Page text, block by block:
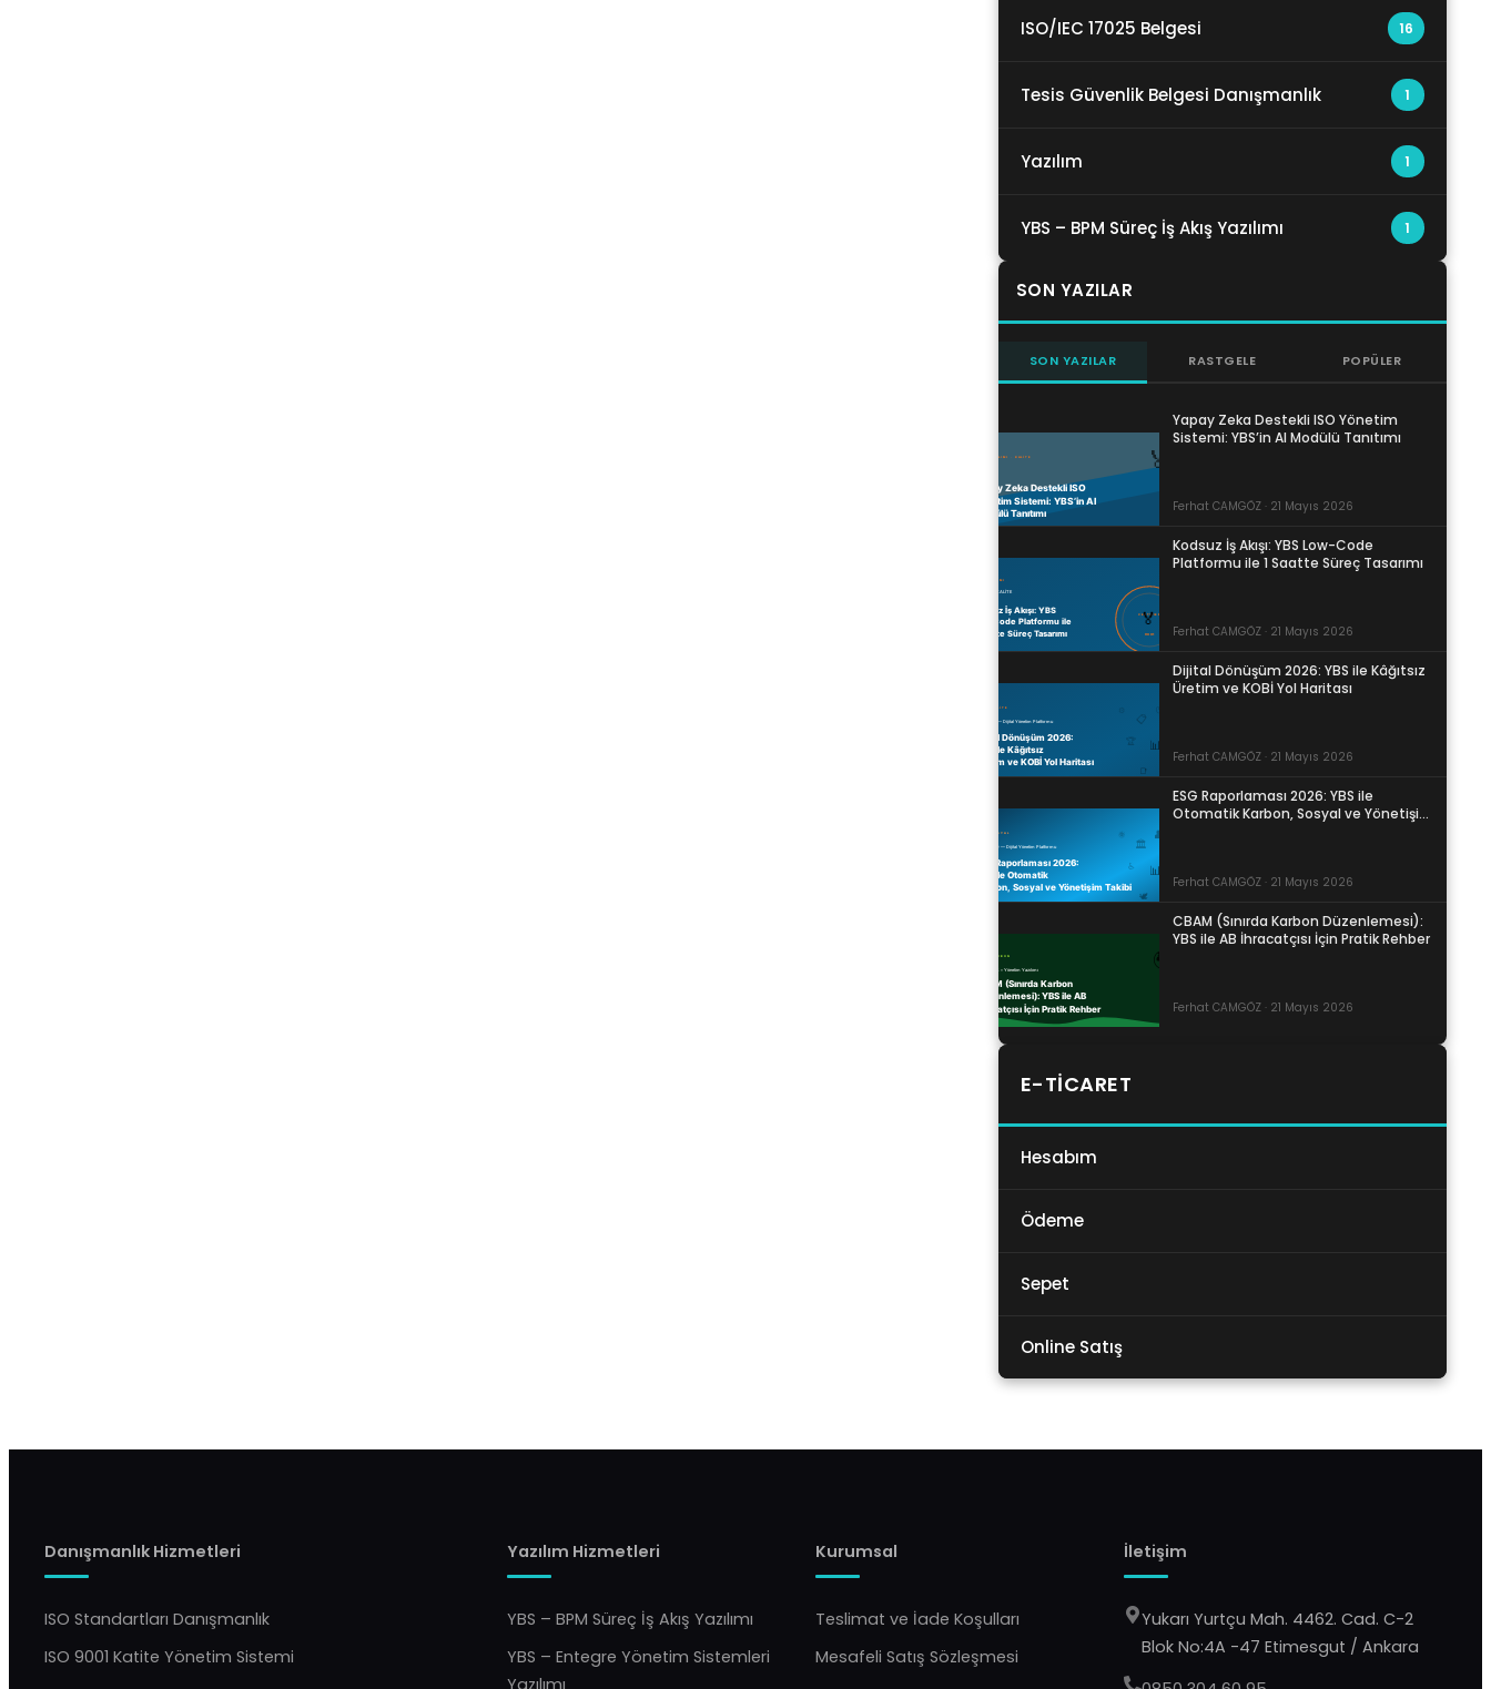
ISO/IEC 17025 Belgesi 16
Tesis Güvenlik Belgesi Danışmanlık 1
Yazılım 1
YBS – BPM Süreç İş Akış Yazılımı 1
SON YAZILAR
SON YAZILAR RASTGELE POPÜLER
Yapay Zeka Destekli ISO Yönetim
Sistemi: YBS’in AI Modülü Tanıtımı
Ferhat CAMGÖZ · 21 Mayıs 2026
Kodsuz İş Akışı: YBS Low-Code
Platformu ile 1 Saatte Süreç Tasarımı
Ferhat CAMGÖZ · 21 Mayıs 2026
Dijital Dönüşüm 2026: YBS ile Kâğıtsız
Üretim ve KOBİ Yol Haritası
Ferhat CAMGÖZ · 21 Mayıs 2026
ESG Raporlaması 2026: YBS ile
Otomatik Karbon, Sosyal ve Yönetişim
Ferhat CAMGÖZ · 21 Mayıs 2026
CBAM (Sınırda Karbon Düzenlemesi):
YBS ile AB İhracatçısı İçin Pratik Rehber
Ferhat CAMGÖZ · 21 Mayıs 2026
E-TICARET
Hesabım
Ödeme
Sepet
Online Satış
Danışmanlık Hizmetleri
ISO Standartları Danışmanlık
ISO 9001 Katite Yönetim Sistemi
Yazılım Hizmetleri
YBS – BPM Süreç İş Akış Yazılımı
YBS – Entegre Yönetim Sistemleri
Kurumsal
Teslimat ve İade Koşulları
Mesafeli Satış Sözleşmesi
İletişim
Yukarı Yurtçu Mah. 4462. Cad. C-2
Blok No:4A -47 Etimesgut / Ankara